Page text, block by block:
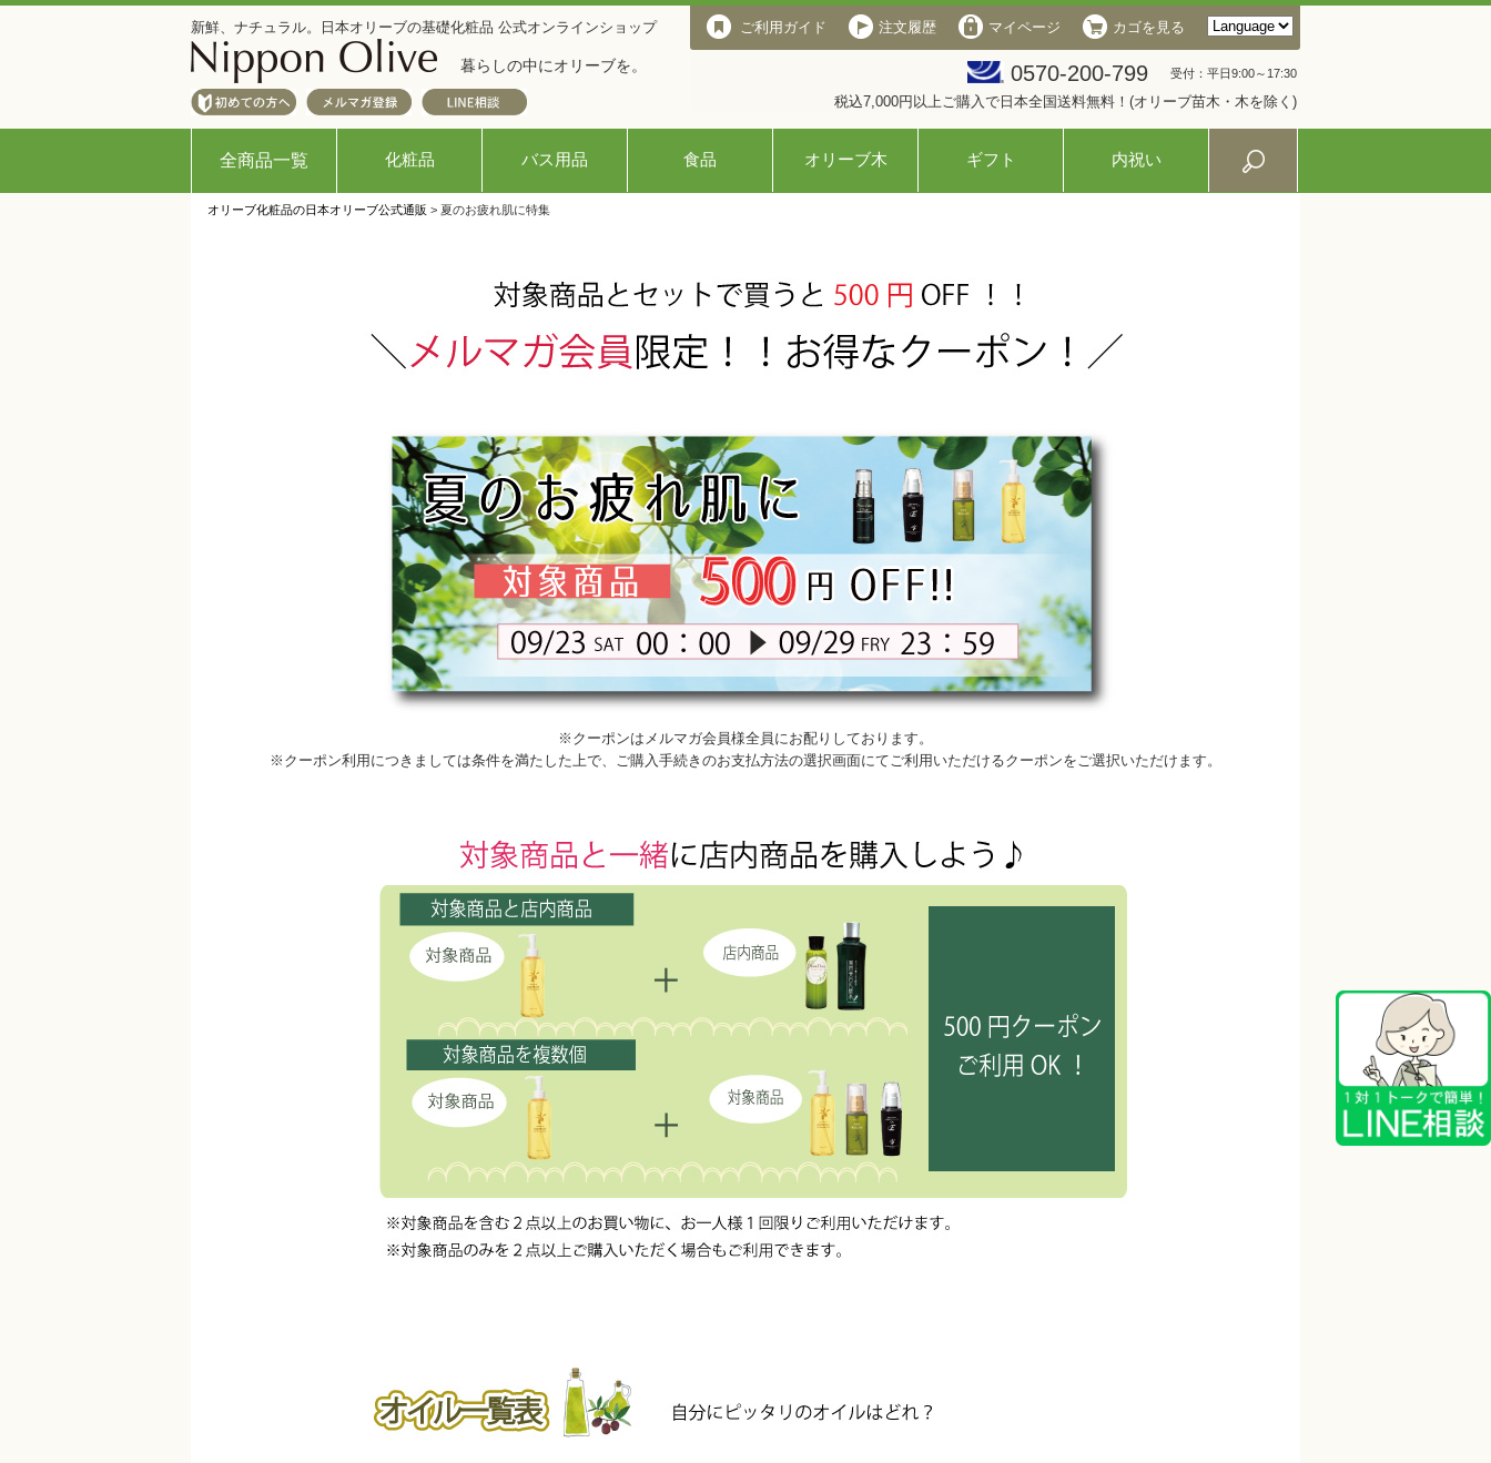
新鮮、ナチュラル。日本オリーブの基礎化粧品 公式オンラインショップ
暮らしの中にオリーブを。
ご利用ガイド 注文履歴 マイページ カゴを見る
0570-200-799 受付：平日9:00～17:30
税込7,000円以上ご購入で日本全国送料無料！(オリーブ苗木・木を除く)
全商品一覧 化粧品 バス用品 食品 オリーブ木 ギフト 内祝い
オリーブ化粧品の日本オリーブ公式通販 > 夏のお疲れ肌に特集
※クーポンはメルマガ会員様全員にお配りしております。
※クーポン利用につきましては条件を満たした上で、ご購入手続きのお支払方法の選択画面にてご利用いただけるクーポンをご選択いただけます。